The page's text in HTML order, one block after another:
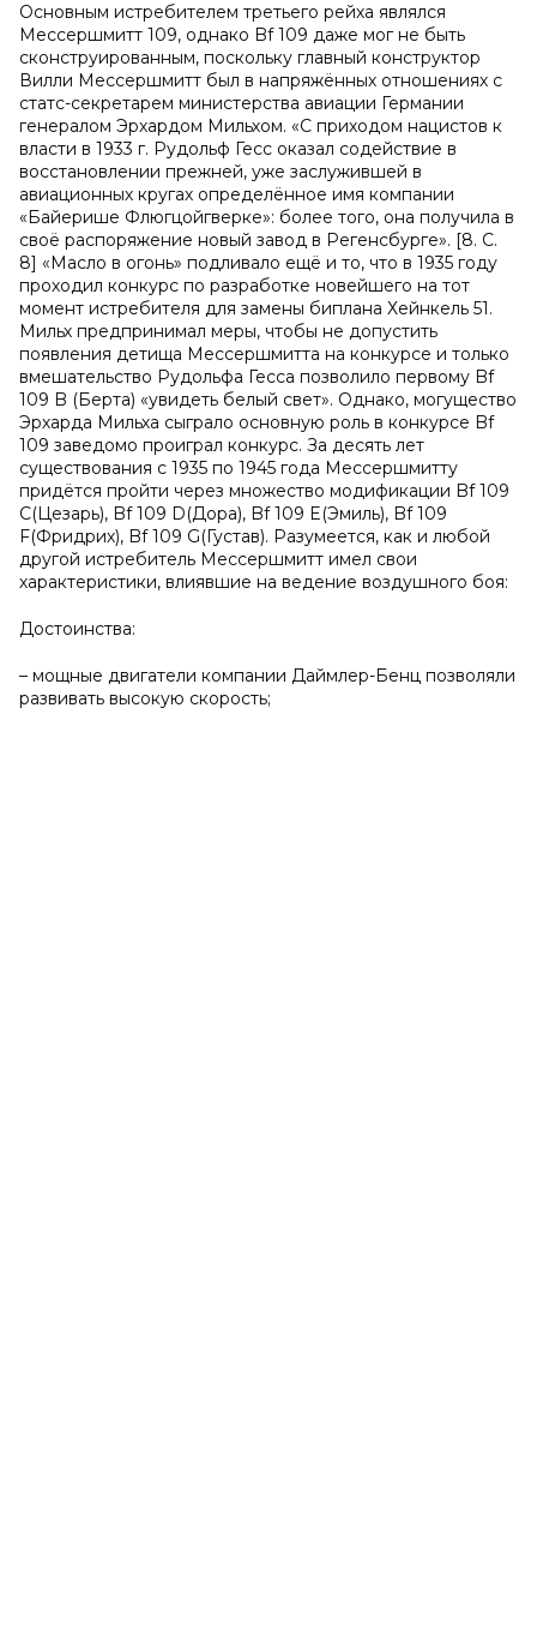
Основным истребителем третьего рейха являлся
Мессершмитт 109, однако Bf 109 даже мог не быть
сконструированным, поскольку главный конструктор
Вилли Мессершмитт был в напряжённых отношениях с
статс-секретарем министерства авиации Германии
генералом Эрхардом Мильхом. «С приходом нацистов к
власти в 1933 г. Рудольф Гесс оказал содействие в
восстановлении прежней, уже заслужившей в
авиационных кругах определённое имя компании
«Байерише Флюгцойгверке»: более того, она получила в
своё распоряжение новый завод в Регенсбурге». [8. С.
8] «Масло в огонь» подливало ещё и то, что в 1935 году
проходил конкурс по разработке новейшего на тот
момент истребителя для замены биплана Хейнкель 51.
Мильх предпринимал меры, чтобы не допустить
появления детища Мессершмитта на конкурсе и только
вмешательство Рудольфа Гесса позволило первому Bf
109 B (Берта) «увидеть белый свет». Однако, могущество
Эрхарда Мильха сыграло основную роль в конкурсе Bf
109 заведомо проиграл конкурс. За десять лет
существования с 1935 по 1945 года Мессершмитту
придётся пройти через множество модификации Bf 109
C(Цезарь), Bf 109 D(Дора), Bf 109 E(Эмиль), Bf 109
F(Фридрих), Bf 109 G(Густав). Разумеется, как и любой
другой истребитель Мессершмитт имел свои
характеристики, влиявшие на ведение воздушного боя:
Достоинства:
– мощные двигатели компании Даймлер-Бенц позволяли
развивать высокую скорость;